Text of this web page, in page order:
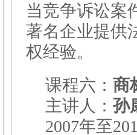
当竞争诉讼案
著名企业提供
权经验。
课程六： 商
主讲人： 孙
2007年至